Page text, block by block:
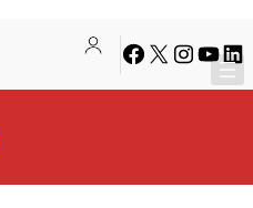
Facebook
X Instagram